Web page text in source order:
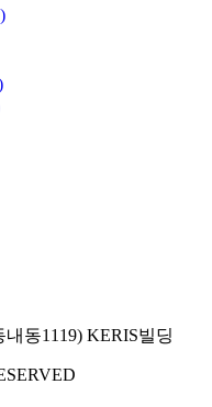
동1119) KERIS빌딩